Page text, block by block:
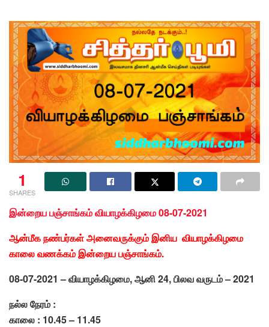
1
SHARES
இன்றைய பஞ்சாங்கம் வியாழக்கிழமை 08-07-2021
ஆன்மீக நண்பர்கள் அனைவருக்கும் இனிய வியாழக்கிழமை
காலை வணக்கம் இன்றைய பஞ்சாங்கம்.
08-07-2021 – வியாழக்கிழமை, ஆனி 24, பிலவ வருடம் – 2021
நல்ல நேரம் :
காலை : 10.45 – 11.45